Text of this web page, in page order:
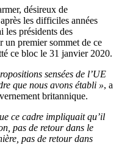
désireux de
les difficiles années
présidents des
un premier sommet de ce
ce bloc le 31 janvier 2020.
sensées de l’UE
que nous avons établi », a
britannique.
ce cadre impliquait qu’il
pas de retour dans le
pas de retour dans